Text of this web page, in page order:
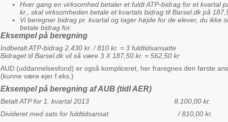
Hver gang en virksomhed betaler et fuldt ATP-bidrag for et kvartal
kr., skal virksomheden betale et kvartals bidrag til Barsel.dk på
Vi beregner bidrag pr. kvartal og tager højde for de elever, du ikke
betale bidrag for.
Eksempel på beregning
Indbetalt ATP-bidrag 2.430 kr. / 810 kr. = 3 fuldtidsansatte
Bidraget til Barsel.dk vil så være 3 X 187,50 kr. = 562,50 kr
AUD (uddannelsesfond) er også kompliceret, her fraregnes den første
(kunne være ejer f.eks.)
Eksempel på beregning af AUB (tidl AER)
Betalt ATP for 1. kvartal 2013 8.100,00 kr.
Divideret med sats for fuldtidsansat / 810,00 kr.